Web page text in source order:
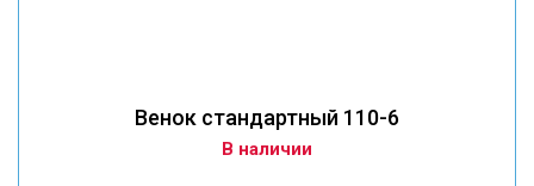
Венок стандартный 110-6
В наличии